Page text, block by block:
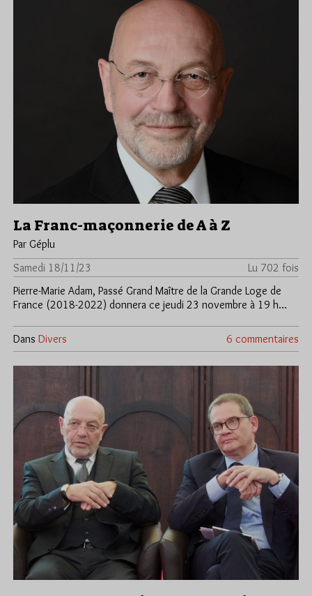
La Franc-maçonnerie de A à Z
Par Géplu
Samedi 18/11/23
Lu 702 fois
Pierre-Marie Adam, Passé Grand Maître de la Grande Loge de
France (2018-2022) donnera ce jeudi 23 novembre à 19 h…
Dans Divers 6 commentaires